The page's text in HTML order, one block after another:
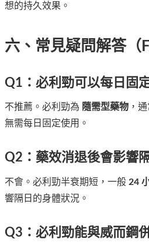
想的持久效果。
六、常見疑問解答（
Q1：必利勁可以每日固
不推薦。必利勁為 隨需型藥物 ，
無需每日固定使用。
Q2：藥效消退後會影響
不會。必利勁半衰期短，一般 24
響隔日的身體狀況。
Q3：必利勁能與威而鋼